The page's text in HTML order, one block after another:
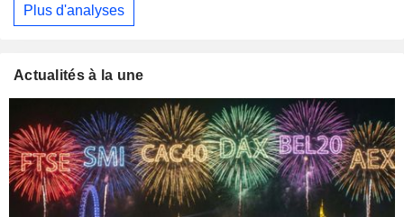
Plus d'analyses
Actualités à la une